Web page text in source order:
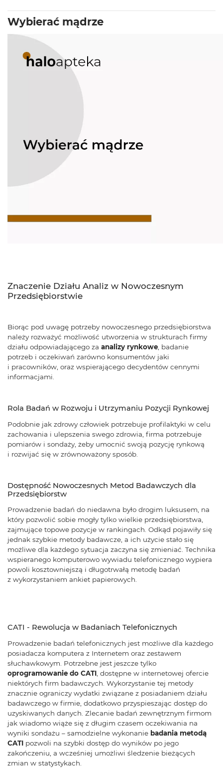
Wybierać mądrze
Znaczenie Działu Analiz w Nowoczesnym
Przedsiębiorstwie
Biorąc pod uwagę potrzeby nowoczesnego przedsiębiorstwa
należy rozważyć możliwość utworzenia w strukturach firmy
działu odpowiadającego za analizy rynkowe , badanie
potrzeb i oczekiwań zarówno konsumentów jaki
i pracowników, oraz wspierającego decydentów cennymi
informacjami.
Rola Badań w Rozwoju i Utrzymaniu Pozycji Rynkowej
Podobnie jak zdrowy człowiek potrzebuje profilaktyki w celu
zachowania i ulepszenia swego zdrowia, firma potrzebuje
pomiarów i sondaży, żeby umocnić swoją pozycję rynkową
i rozwijać się w zrównoważony sposób.
Dostępność Nowoczesnych Metod Badawczych dla
Przedsiębiorstw
Prowadzenie badań do niedawna było drogim luksusem, na
który pozwolić sobie mogły tylko wielkie przedsiębiorstwa,
zajmujące topowe pozycje w rankingach. Odkąd pojawiły się
jednak szybkie metody badawcze, a ich użycie stało się
możliwe dla każdego sytuacja zaczyna się zmieniać. Technika
wspieranego komputerowo wywiadu telefonicznego wypiera
powoli kosztowniejszą i długotrwałą metodę badań
z wykorzystaniem ankiet papierowych.
CATI - Rewolucja w Badaniach Telefonicznych
Prowadzenie badań telefonicznych jest możliwe dla każdego
posiadacza komputera z Internetem oraz zestawem
słuchawkowym. Potrzebne jest jeszcze tylko
oprogramowanie do CATI , dostępne w internetowej ofercie
niektórych firm badawczych. Wykorzystanie tej metody
znacznie ograniczy wydatki związane z posiadaniem działu
badawczego w firmie, dodatkowo przyspieszając dostęp do
uzyskiwanych danych. Zlecanie badań zewnętrznym firmom
jak wiadomo wiąże się z długim czasem oczekiwania na
wyniki sondażu – samodzielne wykonanie badania metodą
CATI pozwoli na szybki dostęp do wyników po jego
zakończeniu, a wcześniej umożliwi śledzenie bieżących
zmian w statystykach.